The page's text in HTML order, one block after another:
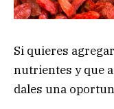
Si quieres
nutrientes y que
dales una